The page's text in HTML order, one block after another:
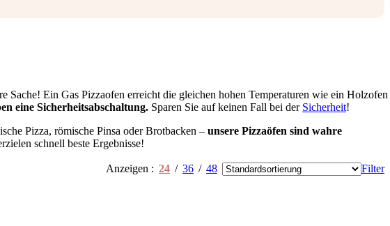
Sache! Ein Gas Pizzaofen erreicht die gleichen hohen Temperaturen wie ein Holzofen
eine Sicherheitsabschaltung. Sparen Sie auf keinen Fall bei der Sicherheit!
Pizza, römische Pinsa oder Brotbacken – unsere Pizzaöfen sind wahre
schnell beste Ergebnisse!
Anzeigen 24 36 48 Filter